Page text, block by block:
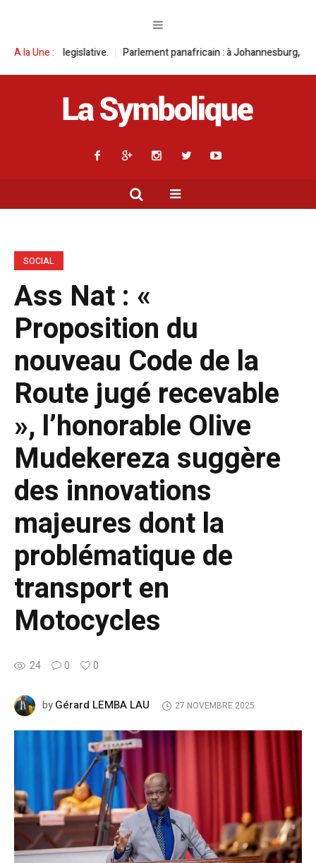
A la Une :Parlement panafricain : à Johannesburg, Aimé Boji Sangara
SOCIAL
Ass Nat : «
Proposition du
nouveau Code de la
Route jugé recevable
», l’honorable Olive
Mudekereza suggère
des innovations
majeures dont la
problématique de
transport en
Motocycles
24 0 0
byGérard LEMBA LAU 27 NOVEMBRE 2025